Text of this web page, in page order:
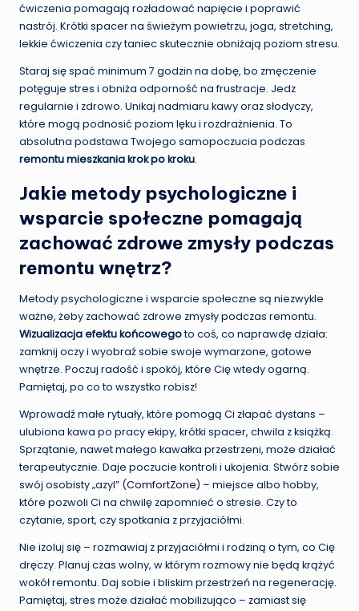
ćwiczenia pomagają rozładować napięcie i poprawić
nastrój. Krótki spacer na świeżym powietrzu, joga, stretching,
lekkie ćwiczenia czy taniec skutecznie obniżają poziom stresu.
Staraj się spać minimum 7 godzin na dobę, bo zmęczenie
potęguje stres i obniża odporność na frustracje. Jedz
regularnie i zdrowo. Unikaj nadmiaru kawy oraz słodyczy,
które mogą podnosić poziom lęku i rozdrażnienia. To
absolutna podstawa Twojego samopoczucia podczas
remontu mieszkania krok po kroku.
Jakie metody psychologiczne i
wsparcie społeczne pomagają
zachować zdrowe zmysły podczas
remontu wnętrz?
Metody psychologiczne i wsparcie społeczne są niezwykle
ważne, żeby zachować zdrowe zmysły podczas remontu.
Wizualizacja efektu końcowegoto coś, co naprawdę działa:
zamknij oczy i wyobraź sobie swoje wymarzone, gotowe
wnętrze. Poczuj radość i spokój, które Cię wtedy ogarną.
Pamiętaj, po co to wszystko robisz!
Wprowadź małe rytuały, które pomogą Ci złapać dystans –
ulubiona kawa po pracy ekipy, krótki spacer, chwila z książką.
Sprzątanie, nawet małego kawałka przestrzeni, może działać
terapeutycznie. Daje poczucie kontroli i ukojenia. Stwórz sobie
swój osobisty „azyl” (ComfortZone) – miejsce albo hobby,
które pozwoli Ci na chwilę zapomnieć o stresie. Czy to
czytanie, sport, czy spotkania z przyjaciółmi.
Nie izoluj się – rozmawiaj z przyjaciółmi i rodziną o tym, co Cię
dręczy. Planuj czas wolny, w którym rozmowy nie będą krążyć
wokół remontu. Daj sobie i bliskim przestrzeń na regenerację.
Pamiętaj, stres może działać mobilizująco – zamiast się